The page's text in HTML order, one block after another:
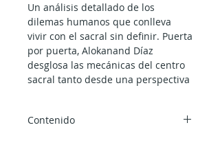
Un análisis detallado de los
dilemas humanos que conlleva
vivir con el sacral sin definir. Puerta
por puerta, Alokanand Díaz
desglosa las mecánicas del centro
sacral tanto desde una perspectiva
magnificados por la predisposición
Contenido